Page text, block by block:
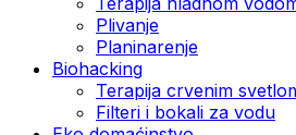
Plivanje
Planinarenje
Biohacking
Terapija crvenim
Filteri i bokali za vodu